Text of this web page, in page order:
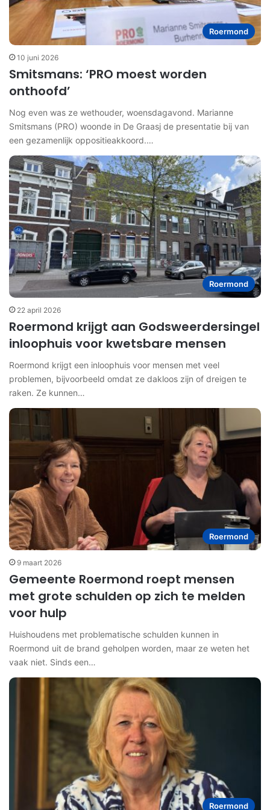
Roermond
10 juni 2026
Smitsmans: ‘PRO moest worden
onthoofd’
Nog even was ze wethouder, woensdagavond. Marianne
Smitsmans (PRO) woonde in De Graasj de presentatie bij van
een gezamenlijk oppositieakkoord.…
Roermond
22 april 2026
Roermond krijgt aan Godsweerdersingel
inloophuis voor kwetsbare mensen
Roermond krijgt een inloophuis voor mensen met veel
problemen, bijvoorbeeld omdat ze dakloos zijn of dreigen te
raken. Ze kunnen…
Roermond
9 maart 2026
Gemeente Roermond roept mensen
met grote schulden op zich te melden
voor hulp
Huishoudens met problematische schulden kunnen in
Roermond uit de brand geholpen worden, maar ze weten het
vaak niet. Sinds een…
Roermond